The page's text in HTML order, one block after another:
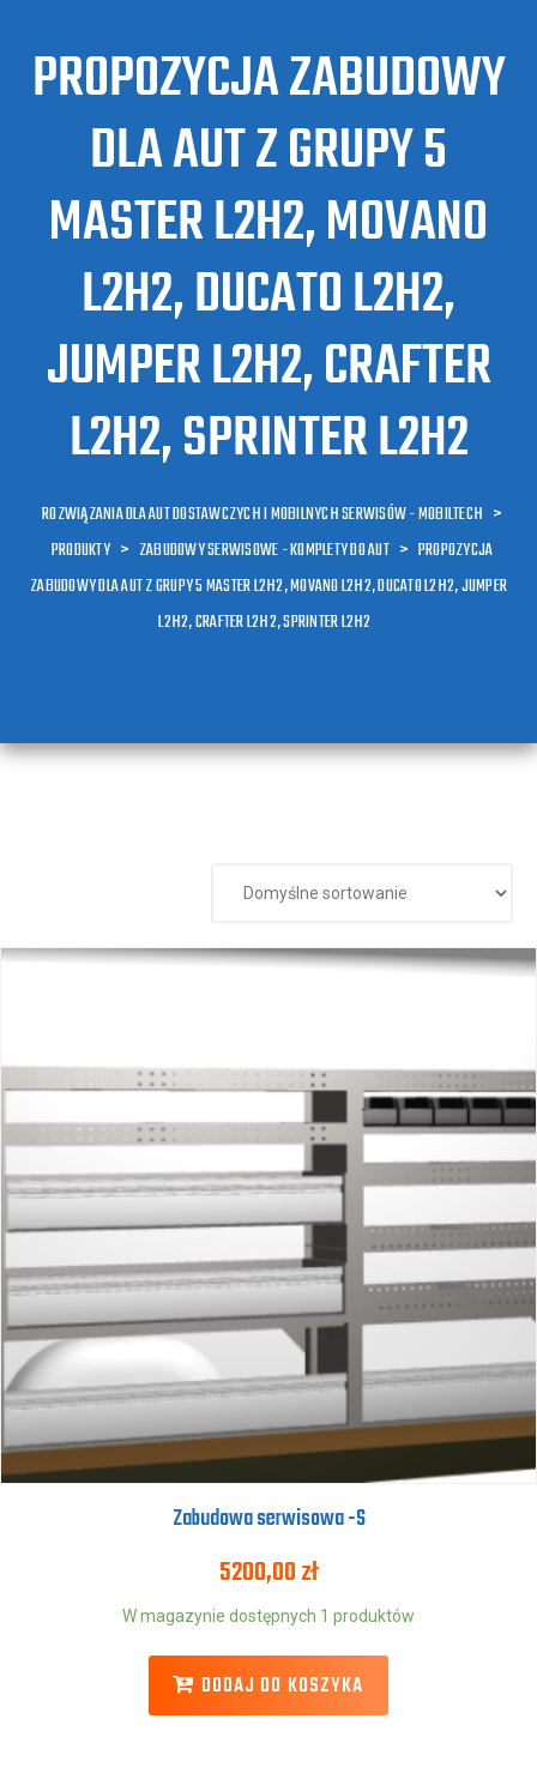
PROPOZYCJA ZABUDOWY
DLA AUT Z GRUPY 5
MASTER L2H2, MOVANO
L2H2, DUCATO L2H2,
JUMPER L2H2, CRAFTER
L2H2, SPRINTER L2H2
ROZWIĄZANIA DLA AUT DOSTAWCZYCH I MOBILNYCH SERWISÓW - MOBILTECH >
PRODUKTY > ZABUDOWY SERWISOWE - KOMPLETY DO AUT > PROPOZYCJA
ZABUDOWY DLA AUT Z GRUPY 5 MASTER L2H2, MOVANO L2H2, DUCATO L2H2, JUMPER
L2H2, CRAFTER L2H2, SPRINTER L2H2
Zabudowa serwisowa -S
5200,00zł
W magazynie dostępnych 1 produktów
DODAJ DO KOSZYKA